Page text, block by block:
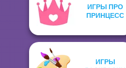
ИГРЫ ПРО
ПРИНЦЕСС
ИГРЫ